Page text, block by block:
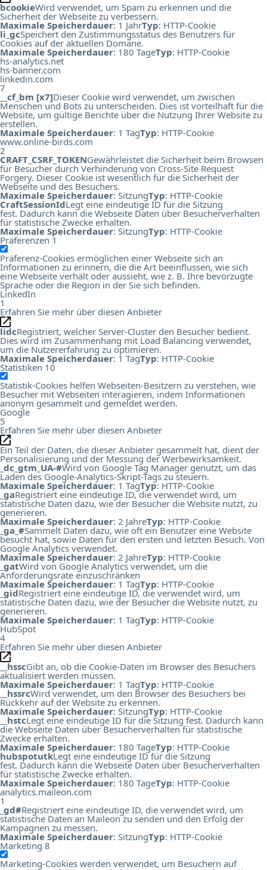
bcookieWird verwendet, um Spam zu erkennen und die
Sicherheit der Webseite zu verbessern.
Maximale Speicherdauer: 1 JahrTyp: HTTP-Cookie
li_gcSpeichert den Zustimmungsstatus des Benutzers für
Cookies auf der aktuellen Domäne.
Maximale Speicherdauer: 180 TageTyp: HTTP-Cookie
hs-analytics.net
hs-banner.com
linkedin.com
7
__cf_bm [x7]Dieser Cookie wird verwendet, um zwischen
Menschen und Bots zu unterscheiden. Dies ist vorteilhaft für die
Website, um gültige Berichte über die Nutzung Ihrer Website zu
erstellen.
Maximale Speicherdauer: 1 TagTyp: HTTP-Cookie
www.online-birds.com
2
CRAFT_CSRF_TOKENGewährleistet die Sicherheit beim Browsen
für Besucher durch Verhinderung von Cross-Site Request
Forgery. Dieser Cookie ist wesentlich für die Sicherheit der
Webseite und des Besuchers.
Maximale Speicherdauer: SitzungTyp: HTTP-Cookie
CraftSessionIdLegt eine eindeutige ID für die Sitzung
fest. Dadurch kann die Webseite Daten über Besucherverhalten
für statistische Zwecke erhalten.
Maximale Speicherdauer: SitzungTyp: HTTP-Cookie
Präferenzen 1
Präferenz-Cookies ermöglichen einer Webseite sich an
Informationen zu erinnern, die die Art beeinflussen, wie sich
eine Webseite verhält oder aussieht, wie z. B. Ihre bevorzugte
Sprache oder die Region in der Sie sich befinden.
LinkedIn
1
Erfahren Sie mehr über diesen Anbieter
lidcRegistriert, welcher Server-Cluster den Besucher bedient.
Dies wird im Zusammenhang mit Load Balancing verwendet,
um die Nutzererfahrung zu optimieren.
Maximale Speicherdauer: 1 TagTyp: HTTP-Cookie
Statistiken 10
Statistik-Cookies helfen Webseiten-Besitzern zu verstehen, wie
Besucher mit Webseiten interagieren, indem Informationen
anonym gesammelt und gemeldet werden.
Google
5
Erfahren Sie mehr über diesen Anbieter
Ein Teil der Daten, die dieser Anbieter gesammelt hat, dient der
Personalisierung und der Messung der Werbewirksamkeit.
_dc_gtm_UA-#Wird von Google Tag Manager genutzt, um das
Laden des Google-Analytics-Skript-Tags zu steuern.
Maximale Speicherdauer: 1 TagTyp: HTTP-Cookie
_gaRegistriert eine eindeutige ID, die verwendet wird, um
statistische Daten dazu, wie der Besucher die Website nutzt, zu
generieren.
Maximale Speicherdauer: 2 JahreTyp: HTTP-Cookie
_ga_#Sammelt Daten dazu, wie oft ein Benutzer eine Website
besucht hat, sowie Daten für den ersten und letzten Besuch. Von
Google Analytics verwendet.
Maximale Speicherdauer: 2 JahreTyp: HTTP-Cookie
_gatWird von Google Analytics verwendet, um die
Anforderungsrate einzuschränken
Maximale Speicherdauer: 1 TagTyp: HTTP-Cookie
_gidRegistriert eine eindeutige ID, die verwendet wird, um
statistische Daten dazu, wie der Besucher die Website nutzt, zu
generieren.
Maximale Speicherdauer: 1 TagTyp: HTTP-Cookie
HubSpot
4
Erfahren Sie mehr über diesen Anbieter
__hsscGibt an, ob die Cookie-Daten im Browser des Besuchers
aktualisiert werden müssen.
Maximale Speicherdauer: 1 TagTyp: HTTP-Cookie
__hssrcWird verwendet, um den Browser des Besuchers bei
Rückkehr auf der Website zu erkennen.
Maximale Speicherdauer: SitzungTyp: HTTP-Cookie
__hstcLegt eine eindeutige ID für die Sitzung fest. Dadurch kann
die Webseite Daten über Besucherverhalten für statistische
Zwecke erhalten.
Maximale Speicherdauer: 180 TageTyp: HTTP-Cookie
hubspotutkLegt eine eindeutige ID für die Sitzung
fest. Dadurch kann die Webseite Daten über Besucherverhalten
für statistische Zwecke erhalten.
Maximale Speicherdauer: 180 TageTyp: HTTP-Cookie
analytics.maileon.com
1
_gd#Registriert eine eindeutige ID, die verwendet wird, um
statistische Daten an Maileon zu senden und den Erfolg der
Kampagnen zu messen.
Maximale Speicherdauer: SitzungTyp: HTTP-Cookie
Marketing 8
Marketing-Cookies werden verwendet, um Besuchern auf